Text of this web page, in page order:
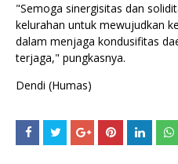
"Semoga sinergisitas dan
kelurahan untuk mewujudkan
dalam menjaga kondusifitas
terjaga," pungkasnya.
Dendi (Humas)